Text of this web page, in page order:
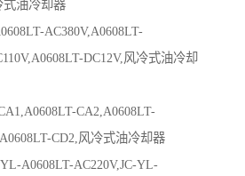
式油冷却器
AC380V,A0608LT-
DC12V,风冷式油冷却
CA2,A0608LT-
CD2,风冷式油冷却器
A0608LT-AC220V,JC-YL-